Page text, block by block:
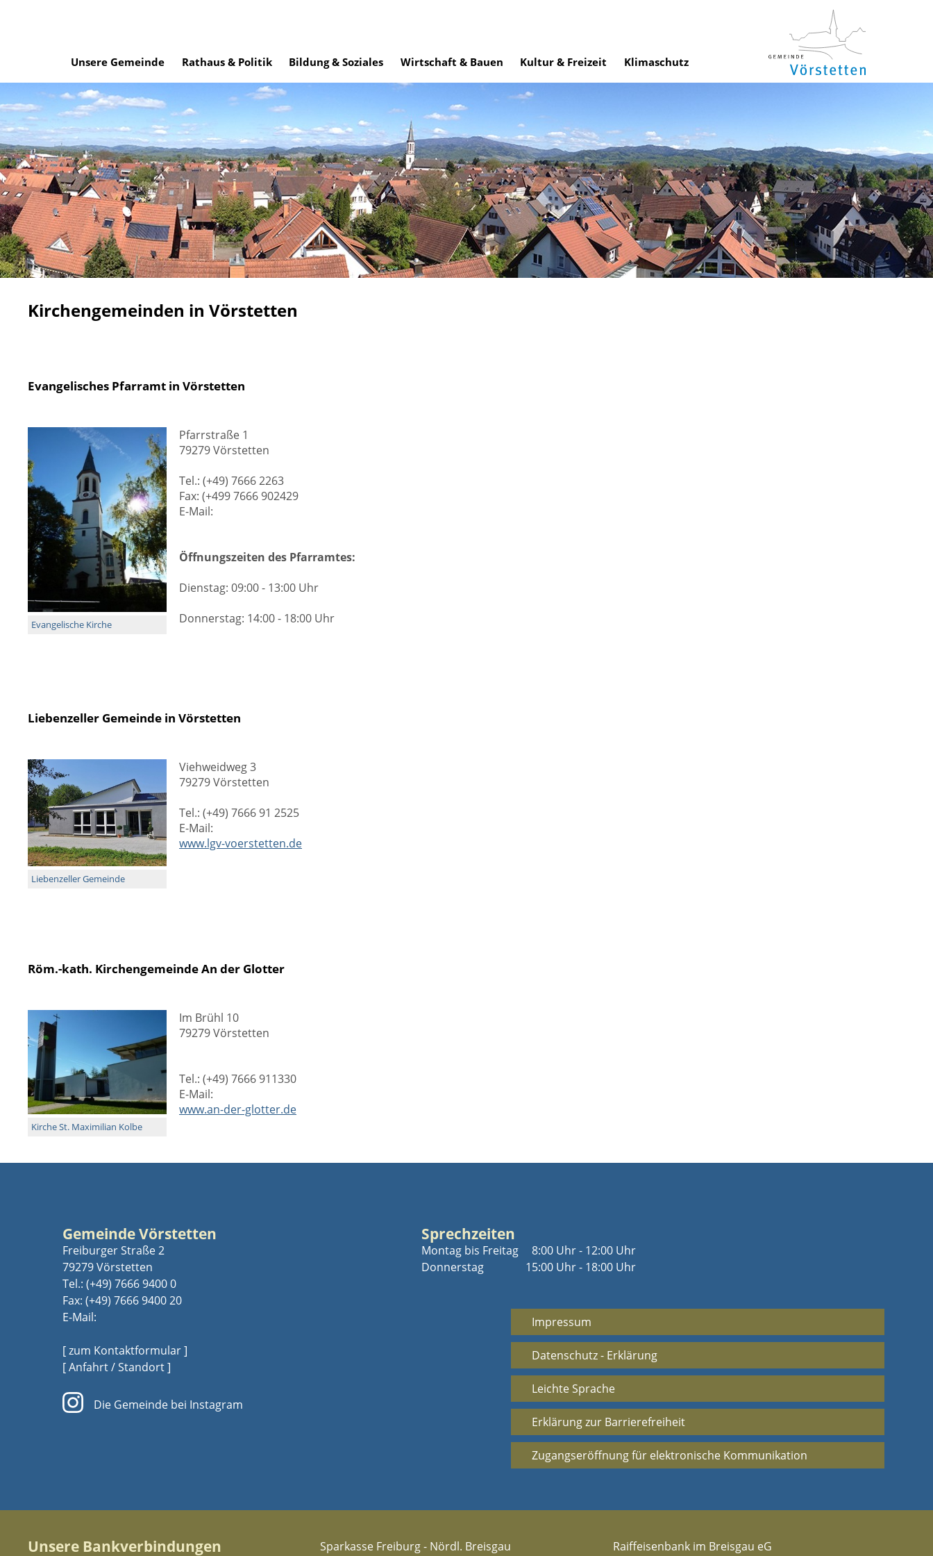
Unsere Gemeinde Rathaus & Politik Bildung & Soziales Wirtschaft & Bauen Kultur & Freizeit Klimaschutz
Kirchengemeinden in Vörstetten
Evangelisches Pfarramt in Vörstetten
Evangelische Kirche
Pfarrstraße 1
79279 Vörstetten
Tel.: (+49) 7666 2263
Fax: (+499 7666 902429
E-Mail:
Öffnungszeiten des Pfarramtes:
Dienstag: 09:00 - 13:00 Uhr
Donnerstag: 14:00 - 18:00 Uhr
Liebenzeller Gemeinde in Vörstetten
Liebenzeller Gemeinde
Viehweidweg 3
79279 Vörstetten
Tel.: (+49) 7666 91 2525
E-Mail:
www.lgv-voerstetten.de
Röm.-kath. Kirchengemeinde An der Glotter
Kirche St. Maximilian Kolbe
Im Brühl 10
79279 Vörstetten
Tel.: (+49) 7666 911330
E-Mail:
www.an-der-glotter.de
Gemeinde Vörstetten
Freiburger Straße 2
79279 Vörstetten
Tel.: (+49) 7666 9400 0
Fax: (+49) 7666 9400 20
E-Mail:
[ zum Kontaktformular ]
[ Anfahrt / Standort ]
Die Gemeinde bei Instagram
Sprechzeiten
Montag bis Freitag
Donnerstag
8:00 Uhr - 12:00 Uhr
15:00 Uhr - 18:00 Uhr
Impressum
Datenschutz - Erklärung
Leichte Sprache
Erklärung zur Barrierefreiheit
Zugangseröffnung für elektronische Kommunikation
Unsere Bankverbindungen
Sparkasse Freiburg - Nördl. Breisgau
Raiffeisenbank im Breisgau eG